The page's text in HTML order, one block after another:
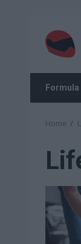
content
Formula
Home